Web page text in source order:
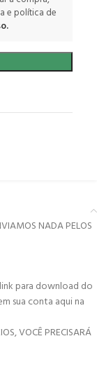
e política de
NADA PELOS
para download do
sua conta aqui na
VOCÊ PRECISARÁ